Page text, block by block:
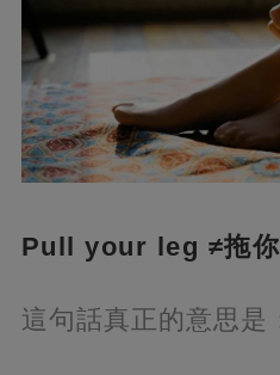
Pull your leg ≠拖你
這句話真正的意思是